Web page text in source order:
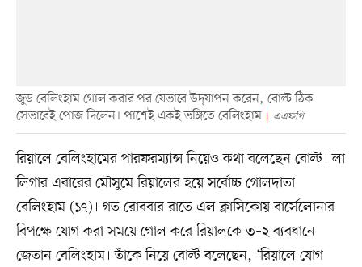
জুড বেলিংহাম গোল করার পর যেভাবে উদ্‌যাপন করেন, বোল্ট ঠিক
সেভাবেই পোজ দিলেন। পাশেই একই ভঙ্গিতে বেলিংহাম
এএফপি
রিয়ালে বেলিংহামের পারফরম্যান্স নিয়েও কথা বলেছেন বোল্ট। লা
লিগার এবারের মৌসুমে রিয়ালের হয়ে সর্বোচ্চ গোলদাতা
বেলিংহাম (১৭)। গত রোববার রাতে এল ক্লাসিকোয় বার্সেলোনার
বিপক্ষে যোগ করা সময়ে গোল করে রিয়ালকে ৩–২ ব্যবধানে
জেতান বেলিংহাম। তাঁকে নিয়ে বোল্ট বলেছেন, ‘রিয়ালে যোগ